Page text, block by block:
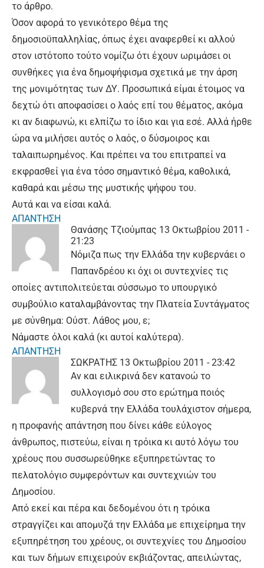
το άρθρο.
Όσον αφορά το γενικότερο θέμα της
δημοσιοϋπαλληλίας, όπως έχει αναφερθεί κι αλλού
στον ιστότοπο τούτο νομίζω ότι έχουν ωριμάσει οι
συνθήκες για ένα δημοψήφισμα σχετικά με την άρση
της μονιμότητας των ΔΥ. Προσωπικά είμαι έτοιμος να
δεχτώ ότι αποφασίσει ο λαός επί του θέματος, ακόμα
κι αν διαφωνώ, κι ελπίζω το ίδιο και για εσέ. Αλλά ήρθε
ώρα να μιλήσει αυτός ο λαός, ο δύσμοιρος και
ταλαιπωρημένος. Και πρέπει να του επιτραπεί να
εκφρασθεί για ένα τόσο σημαντικό θέμα, καθολικά,
καθαρά και μέσω της μυστικής ψήφου του.
Αυτά και να είσαι καλά.
ΑΠΑΝΤΗΣΗ
Θανάσης Τζιούμπας 13 Οκτωβρίου 2011 -
21:23
Νόμιζα πως την Ελλάδα την κυβερνάει ο
Παπανδρέου κι όχι οι συντεχνίες τις
οποίες αντιπολιτεύεται σύσσωμο το υπουργικό
συμβούλιο καταλαμβάνοντας την Πλατεία Συντάγματος
με σύνθημα: Ούστ. Λάθος μου, ε;
Νάμαστε όλοι καλά (κι αυτοί καλύτερα).
ΑΠΑΝΤΗΣΗ
ΣΩΚΡΑΤΗΣ 13 Οκτωβρίου 2011 - 23:42
Αν και ειλικρινά δεν κατανοώ το
συλλογισμό σου στο ερώτημα ποιός
κυβερνά την Ελλάδα τουλάχιστον σήμερα,
η προφανής απάντηση που δίνει κάθε εύλογος
άνθρωπος, πιστεύω, είναι η τρόικα κι αυτό λόγω του
χρέους που συσσωρεύθηκε εξυπηρετώντας το
πελατολόγιο συμφερόντων και συντεχνιών του
Δημοσίου.
Από εκεί και πέρα και δεδομένου ότι η τρόικα
στραγγίζει και απομυζά την Ελλάδα με επιχείρημα την
εξυπηρέτηση του χρέους, οι συντεχνίες του Δημοσίου
και των δήμων επιχειρούν εκβιάζοντας, απειλώντας,